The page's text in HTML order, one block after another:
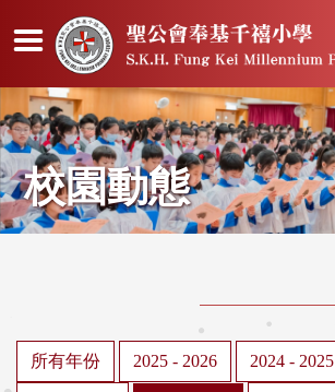
校園動態
所有年份 2025 - 2026 2024 - 2025